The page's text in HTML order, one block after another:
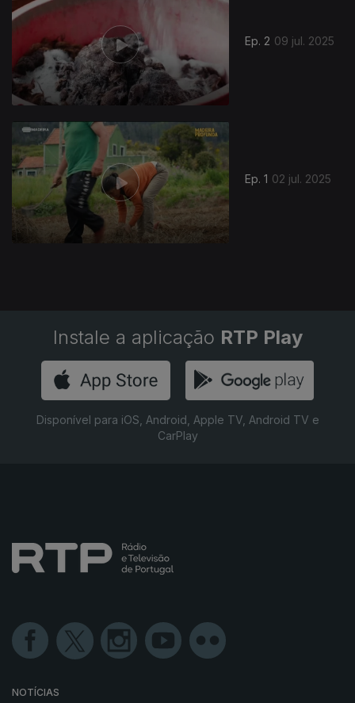
Ep. 2 09 jul. 2025
Ep. 1 02 jul. 2025
Instale a aplicação RTP Play
Disponível para iOS, Android, Apple TV, Android TV e
CarPlay
NOTÍCIAS